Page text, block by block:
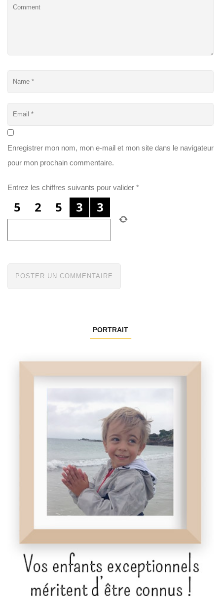
Enregistrer mon nom, mon e-mail et mon site dans le navigateur
pour mon prochain commentaire.
Entrez les chiffres suivants pour valider *
PORTRAIT